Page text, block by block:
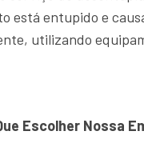
está entupido e
utilizando
Escolher Nossa